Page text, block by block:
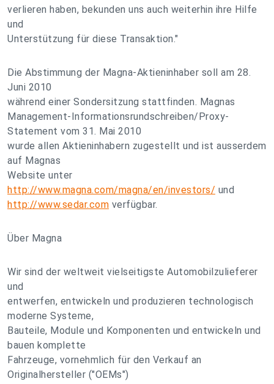
verlieren haben, bekunden uns auch weiterhin ihre Hilfe
und
Unterstützung für diese Transaktion."
Die Abstimmung der Magna-Aktieninhaber soll am 28.
Juni 2010
während einer Sondersitzung stattfinden. Magnas
Management-Informationsrundschreiben/Proxy-
Statement vom 31. Mai 2010
wurde allen Aktieninhabern zugestellt und ist ausserdem
auf Magnas
Website unter
http://www.magna.com/magna/en/investors/ und
http://www.sedar.com verfügbar.
Über Magna
Wir sind der weltweit vielseitigste Automobilzulieferer
und
entwerfen, entwickeln und produzieren technologisch
moderne Systeme,
Bauteile, Module und Komponenten und entwickeln und
bauen komplette
Fahrzeuge, vornehmlich für den Verkauf an
Originalhersteller ("OEMs")